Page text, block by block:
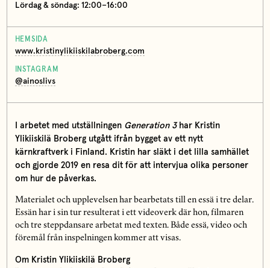
Lördag & söndag: 12:00–16:00
HEMSIDA
www.kristinylikiiskilabroberg.com
INSTAGRAM
@ainoslivs
I arbetet med utställningen Generation 3har Kristin
Ylikiiskilä Broberg utgått ifrån bygget av ett nytt
kärnkraftverk i Finland. Kristin har släkt i det lilla samhället
och gjorde 2019 en resa dit för att intervjua olika personer
om hur de påverkas.
Materialet och upplevelsen har bearbetats till en essä i tre delar.
Essän har i sin tur resulterat i ett videoverk där hon, filmaren
och tre steppdansare arbetat med texten. Både essä, video och
föremål från inspelningen kommer att visas.
Om Kristin Ylikiiskilä Broberg